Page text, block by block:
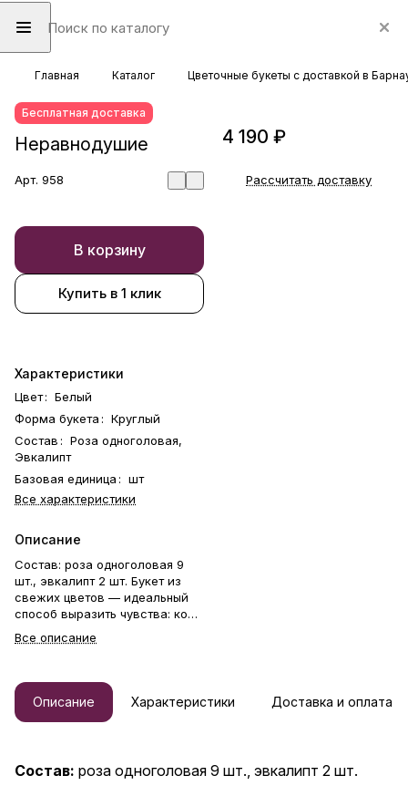
Главная Каталог Цветочные букеты с доставкой в
Бесплатная доставка
Неравнодушие
Арт. 958
В корзину
Купить в 1 клик
Характеристики
Цвет: Белый
Форма букета : Круглый
Состав : Роза одноголовая,
Эвкалипт
Базовая единица : шт
Все характеристики
Описание
Состав: роза одноголовая 9
шт., эвкалипт 2 шт. Букет из
свежих цветов — идеальный
способ выразить чувства: ко
Марта, 14 Февраля, Дню
бабушки и дедушки или просто
в знак внимания и заботы.
Фирменная открытка-
маме, любимой женщине,
Все описание
4 190 ₽
Рассчитать доставку
Описание Характеристики Доставка и оплата
Состав: роза одноголовая 9 шт., эвкалипт 2 шт.